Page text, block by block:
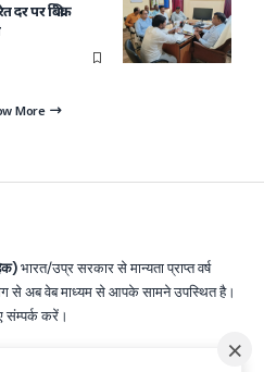
पर बिक्री
More
भारत/उप्र सरकार से मान्यता प्राप्त वर्ष
अब वेब माध्यम से आपके सामने उपस्थित है।
संम्पर्क करें।